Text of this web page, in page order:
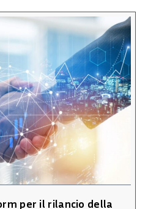
per il rilancio della